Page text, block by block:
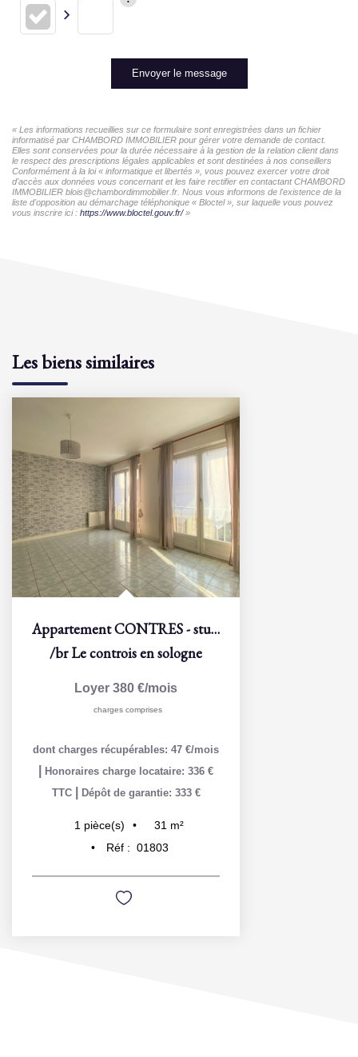
Envoyer le message
« Les informations recueillies sur ce formulaire sont enregistrées dans un fichier
informatisé par CHAMBORD IMMOBILIER pour gérer votre demande de contact.
Elles sont conservées pour la durée nécessaire à la gestion de la relation client dans
le respect des prescriptions légales applicables et sont destinées à nos conseillers
Conformément à la loi « informatique et libertés », vous pouvez exercer votre droit
d'accès aux données vous concernant et les faire rectifier en contactant CHAMBORD
IMMOBILIER blois@chambordimmobilier.fr. Nous vous informons de l'existence de la
liste d'opposition au démarchage téléphonique « Bloctel », sur laquelle vous pouvez
vous inscrire ici : https://www.bloctel.gouv.fr/»
Les biens similaires
Appartement CONTRES - studio - 30,5 m2
/brLe controis en sologne
Loyer 380 €/mois
charges comprises
dont charges récupérables: 47 €/mois
Honoraires charge locataire: 336 €
TTC
Dépôt de garantie: 333 €
1 pièce(s) 31 m²
Réf : 01803